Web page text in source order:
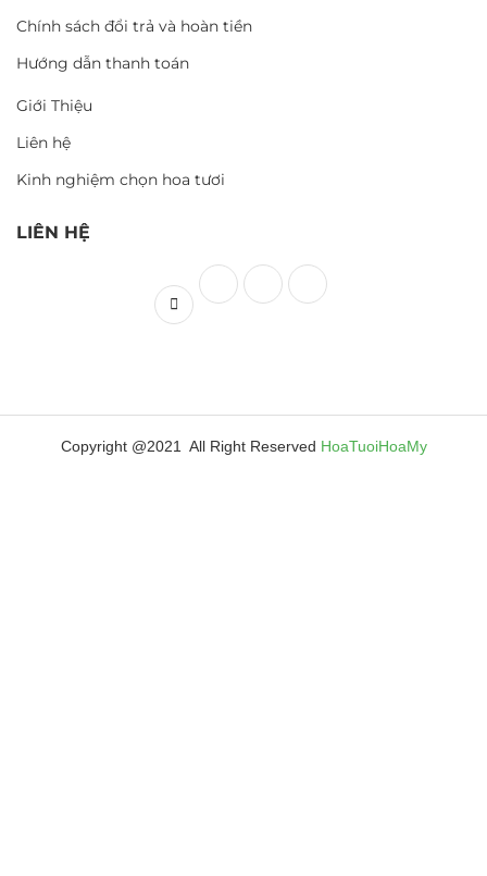
Chính sách đổi trả và hoàn tiền
Hướng dẫn thanh toán
Giới Thiệu
Liên hệ
Kinh nghiệm chọn hoa tươi
LIÊN HỆ
Copyright @2021 All Right Reserved HoaTuoiHoaMy